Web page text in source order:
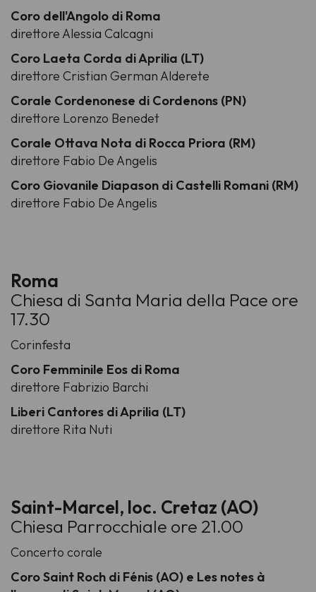
Coro dell'Angolo di Roma
direttore Alessia Calcagni
Coro Laeta Corda di Aprilia (LT)
direttore Cristian German Alderete
Corale Cordenonese di Cordenons (PN)
direttore Lorenzo Benedet
Corale Ottava Nota di Rocca Priora (RM)
direttore Fabio De Angelis
Coro Giovanile Diapason di Castelli Romani (RM)
direttore Fabio De Angelis
Roma
Chiesa di Santa Maria della Pace ore
17.30
Corinfesta
Coro Femminile Eos di Roma
direttore Fabrizio Barchi
Liberi Cantores di Aprilia (LT)
direttore Rita Nuti
Saint-Marcel, loc. Cretaz (AO)
Chiesa Parrocchiale ore 21.00
Concerto corale
Coro Saint Roch di Fénis (AO) e Les notes à